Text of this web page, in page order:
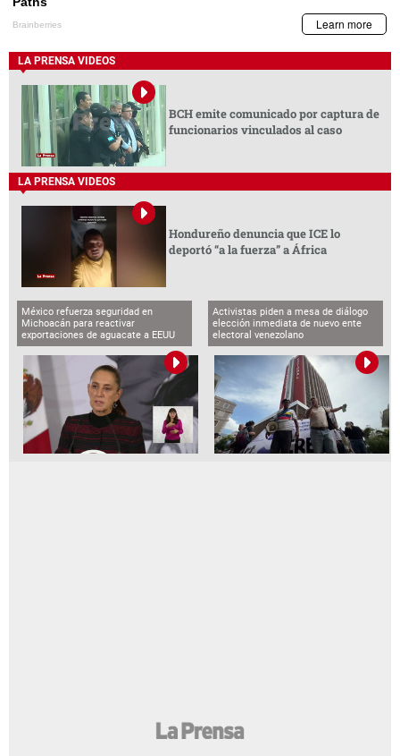
LA PRENSA VIDEOS
BCH emite comunicado por captura de
funcionarios vinculados al caso
LA PRENSA VIDEOS
Hondureño denuncia que ICE lo
deportó “a la fuerza” a África
México refuerza seguridad en
Michoacán para reactivar
exportaciones de aguacate a EEUU
Activistas piden a mesa de diálogo
elección inmediata de nuevo ente
electoral venezolano